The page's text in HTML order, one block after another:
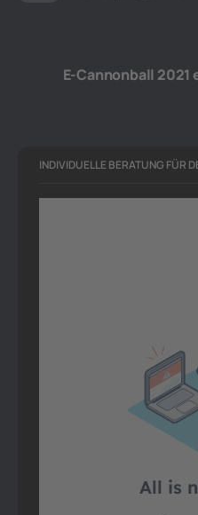
E-Cannonball 2021
INDIVIDUELLE BERATUNG FÜR